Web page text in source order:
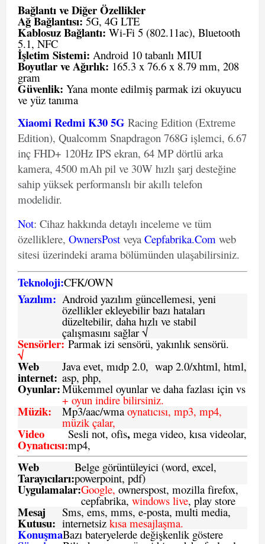
Bağlantı ve Diğer Özellikler
Ağ Bağlantısı:5G, 4G LTE
Kablosuz Bağlantı: Wi-Fi 5 (802.11ac), Bluetooth
5.1, NFC
İşletim Sistemi: Android 10 tabanlı MIUI
Boyutlar ve Ağırlık: 165.3 x 76.6 x 8.79 mm, 208
gram
Güvenlik: Yana monte edilmiş parmak izi okuyucu
ve yüz tanıma
Xiaomi Redmi K30 5G Racing Edition (Extreme
Edition), Qualcomm Snapdragon 768G işlemci, 6.67
inç FHD+ 120Hz IPS ekran, 64 MP dörtlü arka
kamera, 4500 mAh pil ve 30W hızlı şarj desteğine
sahip yüksek performanslı bir akıllı telefon
modelidir.
Not: Cihaz hakkında detaylı inceleme ve tüm
özelliklere, OwnersPost veya Cepfabrika.Com web
sitesi üzerindeki arama bölümünden ulaşabilirsiniz.
Teknoloji:CFK/OWN
Yazılım: Android yazılım güncellemesi, yeni
özellikler ekleyebilir bazı hataları
düzeltebilir, daha hızlı ve stabil
çalışmasını sağlar √
Sensörler:
√
Parmak izi sensörü, yakınlık sensörü.
Web
internet:
Java evet, mıdp 2.0, wap 2.0/xhtml, html,
asp, php,
Oyunlar:Mükemmel oyunlar ve daha fazlası için vs
+ oyun indire bilirsiniz.
Müzik: Mp3/aac/wmaoynatıcısı, mp3, mp4,
müzik çalar,
Video
Oynatıcısı:
Sesli not, ofis, mega video, kısa videolar,
mp4,
Web
Tarayıcıları:
Belge görüntüleyici (word, excel,
powerpoint, pdf)
Uygulamalar:Google, ownerspost, mozilla firefox,
cepfabrika, windows live, play store
Mesaj
Kutusu:
Sms, ems, mms, e-posta, multi media,
internetsiz kısa mesajlaşma.
KonuşmaBazı bateryelerde değişkenlik göstere